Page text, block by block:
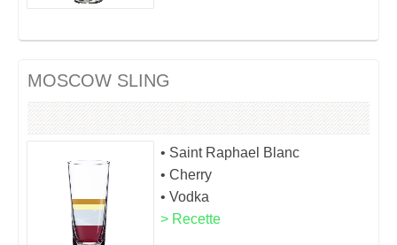
MOSCOW SLING
• Saint Raphael Blanc
• Cherry
• Vodka
> Recette